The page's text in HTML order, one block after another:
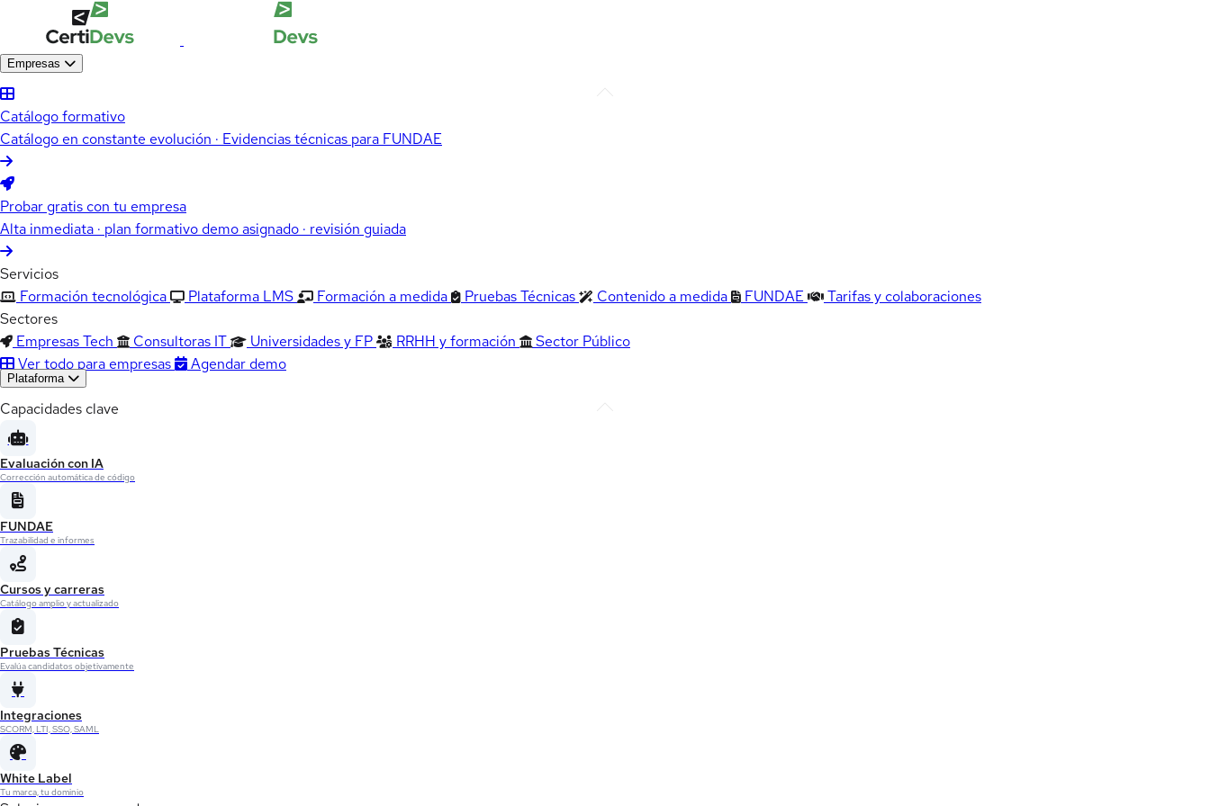
Empresas
Catálogo formativo
Catálogo en constante evolución · Evidencias técnicas para FUNDAE
Probar gratis con tu empresa
Alta inmediata · plan formativo demo asignado · revisión guiada
Servicios
Formación tecnológica
Plataforma LMS Formación a medida Pruebas Técnicas Contenido a medida FUNDAE
Tarifas y colaboraciones
Sectores
Empresas Tech
Consultoras IT Universidades y FP RRHH y formación
Sector Público
Ver todo para empresas
Agendar demo
Plataforma
Capacidades clave
Evaluación con IA
Corrección automática de código
FUNDAE
Trazabilidad e informes
Cursos y carreras
Catálogo amplio y actualizado
Pruebas Técnicas
Evalúa candidatos objetivamente
Integraciones
SCORM, LTI, SSO, SAML
White Label
Tu marca, tu dominio